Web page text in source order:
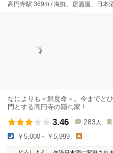
高円寺駅 369m / 海鮮、居酒屋、日本
なによりも＜鮮度命＞。今までと
門とする高円寺の隠れ家！
3.46 283 人
￥5,000～￥5,999 -